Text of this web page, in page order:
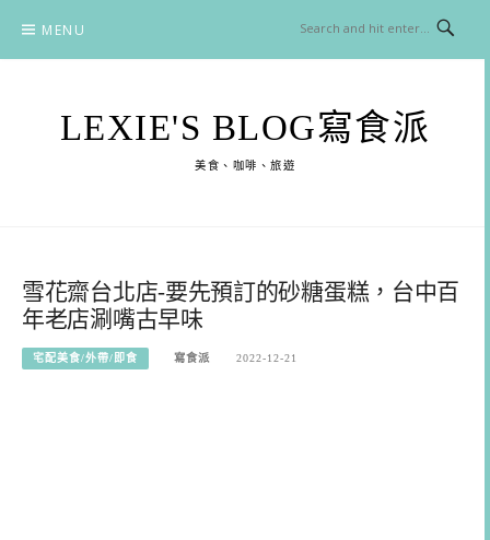
content
MENU
LEXIE'S BLOG寫食派
美食、咖啡、旅遊
雪花齋台北店-要先預訂的砂糖蛋糕，台中百
年老店涮嘴古早味
宅配美食/外帶/即食 寫食派 2022-12-21